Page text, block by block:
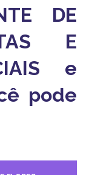
DE
E
e
pode